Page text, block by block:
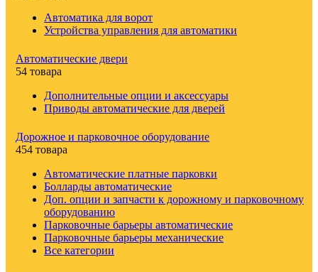
Автоматика для ворот
Устройства управления для автоматики
Автоматические двери
54 товара
Дополнительные опции и аксессуары
Приводы автоматические для дверей
Дорожное и парковочное оборудование
454 товара
Автоматические платные парковки
Болларды автоматические
Доп. опции и запчасти к дорожному и парковочному
оборудованию
Парковочные барьеры автоматические
Парковочные барьеры механические
Все категории